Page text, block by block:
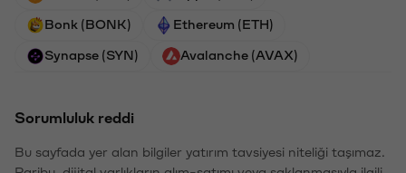
Bonk (BONK) Ethereum (ETH)
Synapse (SYN) Avalanche (AVAX)
Sorumluluk reddi
Bu sayfada yer alan bilgiler yatırım tavsiyesi niteliği taşımaz.